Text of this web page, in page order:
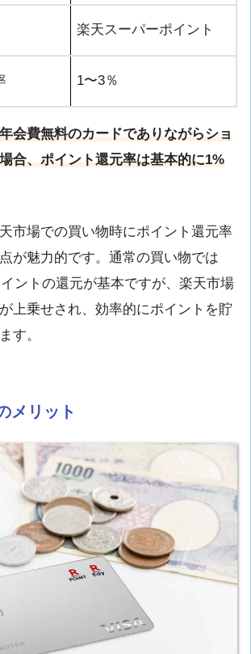
楽天スーパーポイント
1〜3％
会費無料のカードでありながらショ
合、ポイント還元率は基本的に1%
市場での買い物時にポイント還元率
が魅力的です。通常の買い物では
ントの還元が基本ですが、楽天市場
上乗せされ、効率的にポイントを貯
す。
メリット